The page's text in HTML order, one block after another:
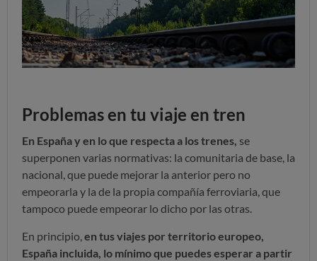
Problemas en tu viaje en tren
En España y en lo que respecta a los trenes, se
superponen varias normativas: la comunitaria de base, la
nacional, que puede mejorar la anterior pero no
empeorarla y la de la propia compañía ferroviaria, que
tampoco puede empeorar lo dicho por las otras.
En principio, en tus viajes por territorio europeo,
España incluida, lo mínimo que puedes esperar a partir